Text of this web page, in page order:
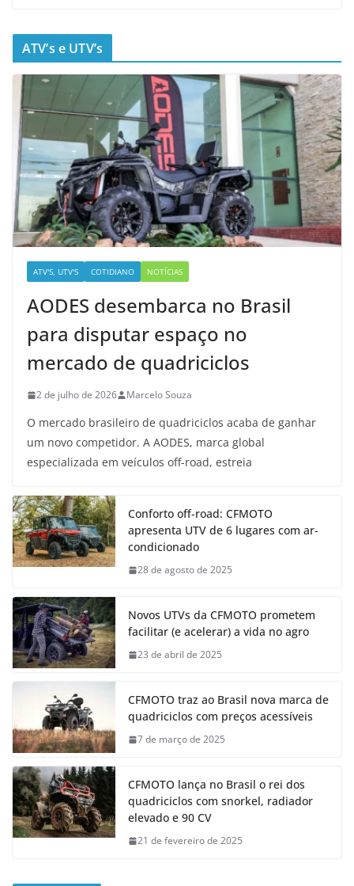
ATV’s e UTV’s
ATV'S, UTV'S COTIDIANO NOTÍCIAS
AODES desembarca no Brasil
para disputar espaço no
mercado de quadriciclos
2 de julho de 2026 Marcelo Souza
O mercado brasileiro de quadriciclos acaba de ganhar
um novo competidor. A AODES, marca global
especializada em veículos off-road, estreia
Conforto off-road: CFMOTO
apresenta UTV de 6 lugares com ar-
condicionado
28 de agosto de 2025
Novos UTVs da CFMOTO prometem
facilitar (e acelerar) a vida no agro
23 de abril de 2025
CFMOTO traz ao Brasil nova marca de
quadriciclos com preços acessíveis
7 de março de 2025
CFMOTO lança no Brasil o rei dos
quadriciclos com snorkel, radiador
elevado e 90 CV
21 de fevereiro de 2025